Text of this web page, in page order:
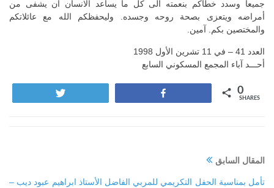
جميعاً وسدد خطاكم بنعمته الى كل ما يساعد الانسان أن يشفى من
أمراضه ويتعزى بصحة روحه وجسده. وليحفظكم الله مع عائلاتكم
والمختصين بكم. آمين.
العدد 41 – في 11 تشرين الأول 1998
أحـــد آباء المجمع المسكوني السابع
0
SHARES
المقال السابق
تأمل بمناسبة الحفل التكريمي للمربي الفاضل الأستاذ ابراهيم عبود ديب –